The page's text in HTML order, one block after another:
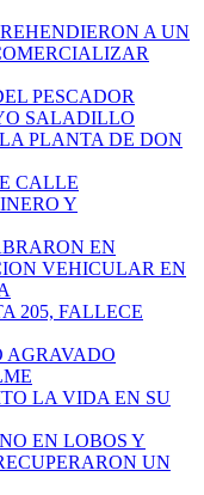
A UN
PESCADOR
SALADILLO
PLANTA DE DON
CALLE
Y
EN
VEHICULAR EN
205, FALLECE
AGRAVADO
LA VIDA EN SU
EN LOBOS Y
UN